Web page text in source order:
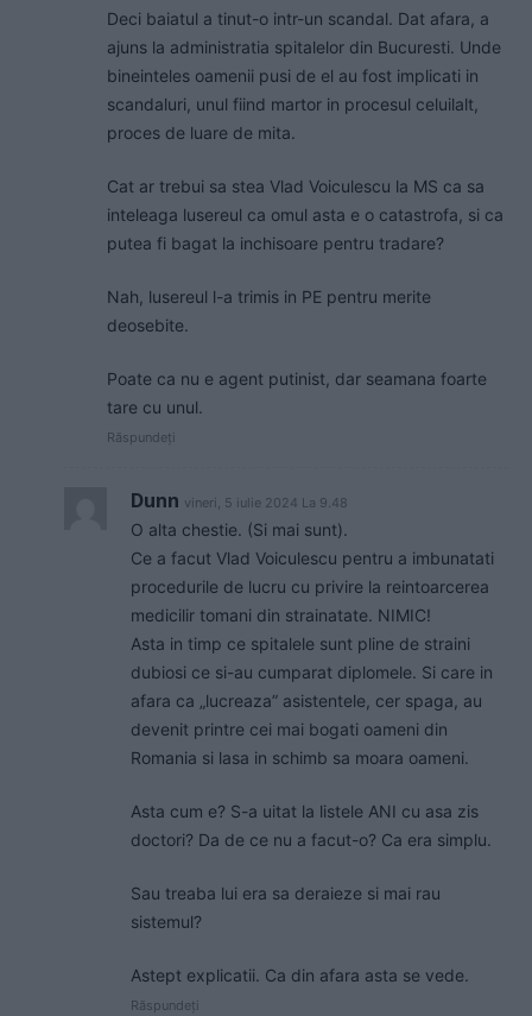
Deci baiatul a tinut-o intr-un scandal. Dat afara, a
ajuns la administratia spitalelor din Bucuresti. Unde
bineinteles oamenii pusi de el au fost implicati in
scandaluri, unul fiind martor in procesul celuilalt,
proces de luare de mita.
Cat ar trebui sa stea Vlad Voiculescu la MS ca sa
inteleaga lusereul ca omul asta e o catastrofa, si ca
putea fi bagat la inchisoare pentru tradare?
Nah, lusereul l-a trimis in PE pentru merite
deosebite.
Poate ca nu e agent putinist, dar seamana foarte
tare cu unul.
Răspundeți
Dunn vineri, 5 iulie 2024 La 9.48
O alta chestie. (Si mai sunt).
Ce a facut Vlad Voiculescu pentru a imbunatati
procedurile de lucru cu privire la reintoarcerea
medicilir tomani din strainatate. NIMIC!
Asta in timp ce spitalele sunt pline de straini
dubiosi ce si-au cumparat diplomele. Si care in
afara ca „lucreaza” asistentele, cer spaga, au
devenit printre cei mai bogati oameni din
Romania si lasa in schimb sa moara oameni.
Asta cum e? S-a uitat la listele ANI cu asa zis
doctori? Da de ce nu a facut-o? Ca era simplu.
Sau treaba lui era sa deraieze si mai rau
sistemul?
Astept explicatii. Ca din afara asta se vede.
Răspundeți